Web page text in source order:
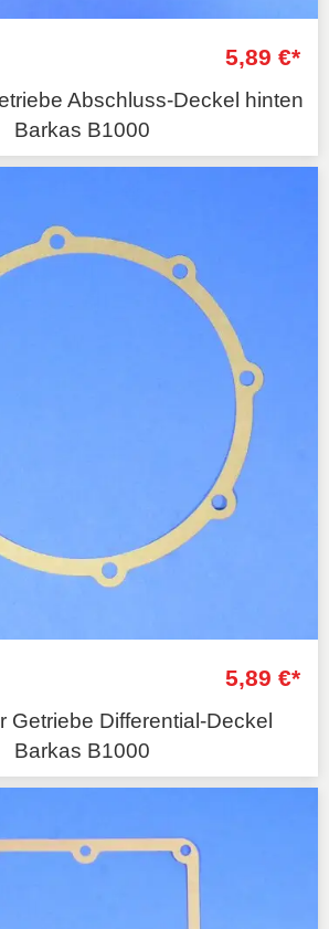
5,89 €*
Abschluss-Deckel hinten
Barkas B1000
5,89 €*
Getriebe Differential-Deckel
Barkas B1000